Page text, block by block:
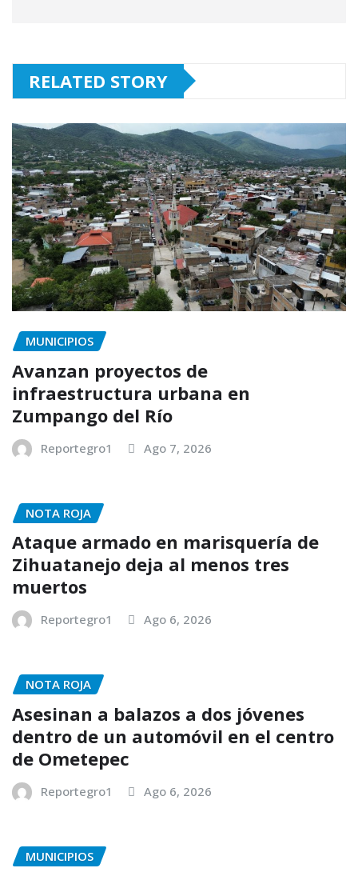
RELATED STORY
MUNICIPIOS
Avanzan proyectos de
infraestructura urbana en
Zumpango del Río
Reportegro1 Ago 7, 2026
NOTA ROJA
Ataque armado en marisquería de
Zihuatanejo deja al menos tres
muertos
Reportegro1 Ago 6, 2026
NOTA ROJA
Asesinan a balazos a dos jóvenes
dentro de un automóvil en el centro
de Ometepec
Reportegro1 Ago 6, 2026
MUNICIPIOS